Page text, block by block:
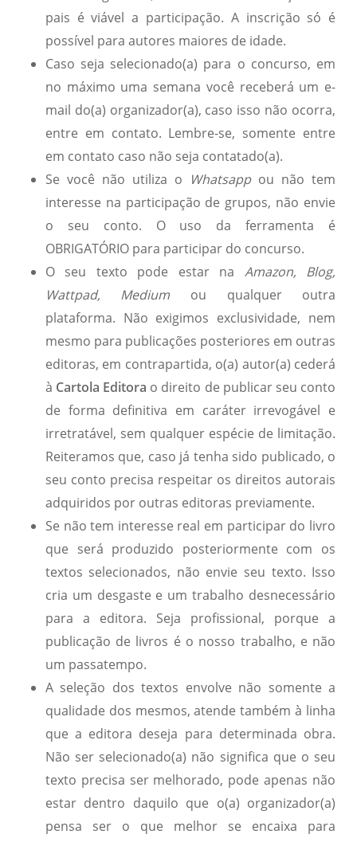
pais é viável a participação. A inscrição só é
possível para autores maiores de idade.
Caso seja selecionado(a) para o concurso, em
no máximo uma semana você receberá um e-
mail do(a) organizador(a), caso isso não ocorra,
entre em contato. Lembre-se, somente entre
em contato caso não seja contatado(a).
Se você não utiliza o Whatsappou não tem
interesse na participação de grupos, não envie
o seu conto. O uso da ferramenta é
OBRIGATÓRIO para participar do concurso.
O seu texto pode estar na Amazon, Blog,
Wattpad, Medium ou qualquer outra
plataforma. Não exigimos exclusividade, nem
mesmo para publicações posteriores em outras
editoras, em contrapartida, o(a) autor(a) cederá
à Cartola Editora o direito de publicar seu conto
de forma definitiva em caráter irrevogável e
irretratável, sem qualquer espécie de limitação.
Reiteramos que, caso já tenha sido publicado, o
seu conto precisa respeitar os direitos autorais
adquiridos por outras editoras previamente.
Se não tem interesse real em participar do livro
que será produzido posteriormente com os
textos selecionados, não envie seu texto. Isso
cria um desgaste e um trabalho desnecessário
para a editora. Seja profissional, porque a
publicação de livros é o nosso trabalho, e não
um passatempo.
A seleção dos textos envolve não somente a
qualidade dos mesmos, atende também à linha
que a editora deseja para determinada obra.
Não ser selecionado(a) não significa que o seu
texto precisa ser melhorado, pode apenas não
estar dentro daquilo que o(a) organizador(a)
pensa ser o que melhor se encaixa para